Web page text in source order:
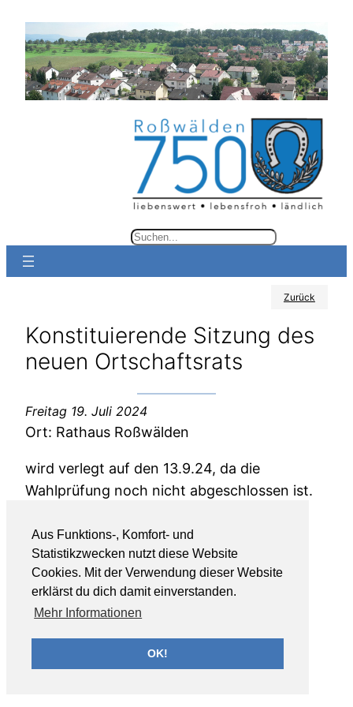
Aus Funktions-, Komfort- und
Statistikzwecken nutzt diese Website
Cookies. Mit der Verwendung dieser Website
erklärst du dich damit einverstanden.
Mehr Informationen
OK!
Inhalt
springen
S
c
e
n
Zurück
Konstituierende Sitzung des
neuen Ortschaftsrats
Freitag 19. Juli 2024
Ort: Rathaus Roßwälden
wird verlegt auf den 13.9.24, da die
Wahlprüfung noch nicht abgeschlossen ist.